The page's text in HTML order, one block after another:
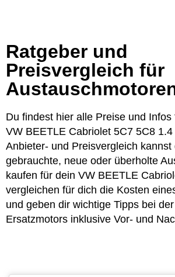
Ratgeber und
Preisvergleich für
Du findest hier alle Preise und Infos
VW BEETLE Cabriolet 5C7 5C8
Anbieter- und Preisvergleich kannst
gebrauchte, neue oder überholte
kaufen für dein VW BEETLE
vergleichen für dich die Kosten
und geben dir wichtige Tipps bei
Ersatzmotors inklusive Vor- und